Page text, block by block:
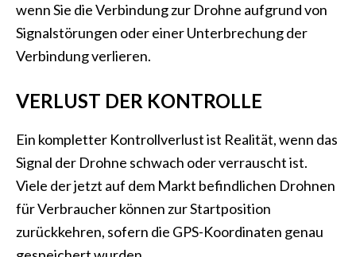
wenn Sie die Verbindung zur Drohne aufgrund von
Signalstörungen oder einer Unterbrechung der
Verbindung verlieren.
VERLUST DER KONTROLLE
Ein kompletter Kontrollverlust ist Realität, wenn das
Signal der Drohne schwach oder verrauscht ist.
Viele der jetzt auf dem Markt befindlichen Drohnen
für Verbraucher können zur Startposition
zurückkehren, sofern die GPS-Koordinaten genau